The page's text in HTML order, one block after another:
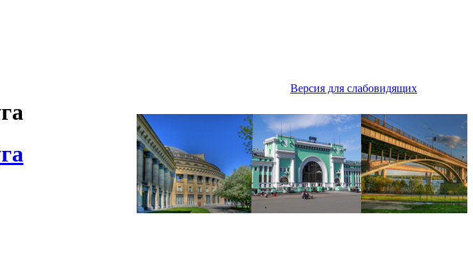
Версия для слабовидящих